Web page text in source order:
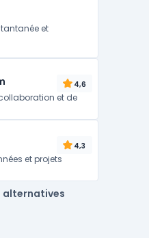
et
4,6
et de
4,3
et projets
alternatives